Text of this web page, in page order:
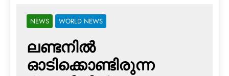
NEWS WORLD NEWS
ലണ്ടനില്‍
ഓടിക്കൊണ്ടിരുന്ന